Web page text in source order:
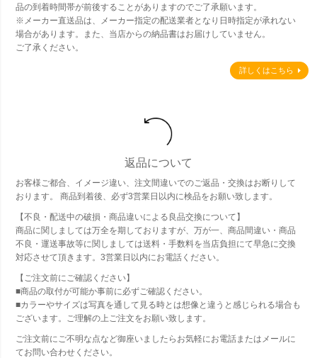
品の到着時間帯が前後することがありますのでご了承願います。
※メーカー直送品は、メーカー指定の配送業者となり日時指定が承れない
場合があります。また、当店からの納品書はお届けしていません。
ご了承ください。
詳しくはこちら
返品について
お客様ご都合、イメージ違い、注文間違いでのご返品・交換はお断りして
おります。 商品到着後、必ず3営業日以内に検品をお願い致します。
【不良・配送中の破損・商品違いによる良品交換について】
商品に関しましては万全を期しておりますが、万が一、商品間違い・商品
不良・運送事故等に関しましては送料・手数料を当店負担にて早急に交換
対応させて頂きます。3営業日以内にお電話ください。
【ご注文前にご確認ください】
■商品の取付が可能か事前に必ずご確認ください。
■カラーやサイズは写真を通して見る時とは想像と違うと感じられる場合も
ございます。ご理解の上ご注文をお願い致します。
ご注文前にご不明な点など御座いましたらお気軽にお電話またはメールに
てお問い合わせください。